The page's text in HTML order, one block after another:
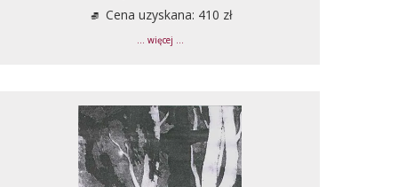
Cena uzyskana: 410 zł
... więcej ...